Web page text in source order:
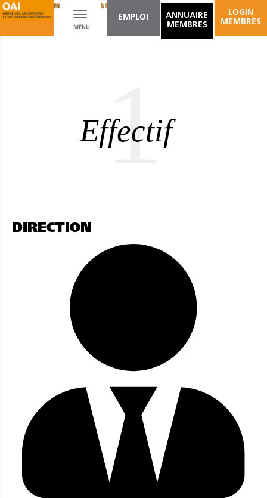
Toggle
navigation
MENU
EMPLOI
ANNUAIRE
MEMBRES
LOGIN
MEMBRES
AMÉNAGEMENT D'ESPACES INTÉRIEURS
1
Effectif
DIRECTION